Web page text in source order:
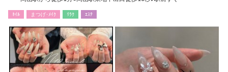
ﾈｲﾙ まつげ･ﾒｲｸ ﾘﾗｸ ｴｽﾃ